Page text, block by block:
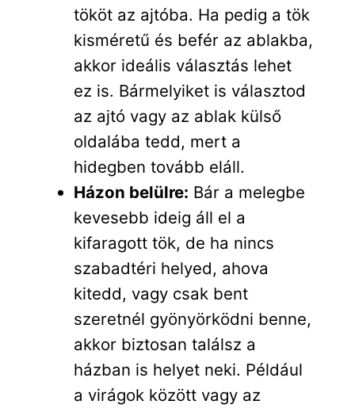
tököt az ajtóba. Ha pedig a tök
kisméretű és befér az ablakba,
akkor ideális választás lehet
ez is. Bármelyiket is választod
az ajtó vagy az ablak külső
oldalába tedd, mert a
hidegben tovább eláll.
Házon belülre: Bár a melegbe
kevesebb ideig áll el a
kifaragott tök, de ha nincs
szabadtéri helyed, ahova
kitedd, vagy csak bent
szeretnél gyönyörködni benne,
akkor biztosan találsz a
házban is helyet neki. Például
a virágok között vagy az